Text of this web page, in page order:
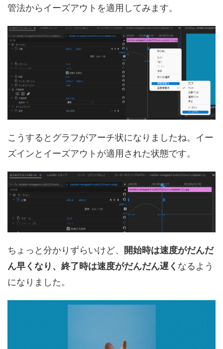
管法からイーズアウトを適用してみます。
こうするとグラフがアーチ状になりましたね。イー
ズインとイーズアウトが適用された状態です。
ちょっと分かりずらいけど、
開始時は速度がだんだ
ん早くなり、終了時は速度がだんだん遅く なるよう
になりました。